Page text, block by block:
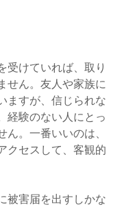
受けていれば、取り
せん。友人や家族に
ますが、信じられな
経験のない人にとっ
。一番いいのは、
クセスして、客観的
被害届を出すしかな